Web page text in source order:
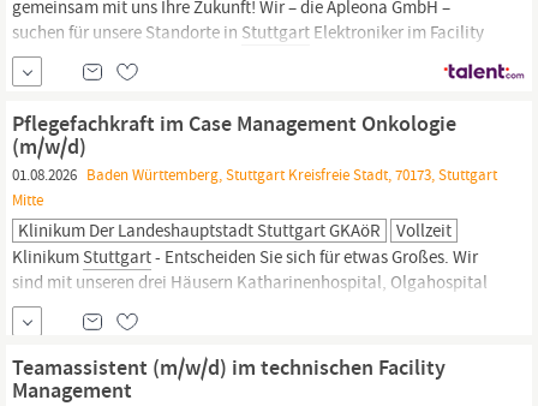
gemeinsam mit uns Ihre Zukunft! Wir – die Apleona GmbH –
suchen für unsere Standorte in Stuttgart Elektroniker im Facility
Management
(w/m/d) in
Vollzeit Original Stellenanzeige auf StepStone.de bit.ly/4w2X7RC
Pflegefachkraft im Case Management Onkologie
(m/w/d)
01.08.2026 Baden Württemberg, Stuttgart Kreisfreie Stadt, 70173, Stuttgart
Mitte
Klinikum Der Landeshauptstadt Stuttgart GKAöR
Vollzeit
Klinikum Stuttgart- Entscheiden Sie sich für etwas Großes. Wir
sind mit unseren drei Häusern Katharinenhospital, Olgahospital
und Krankenhaus Bad Cannstatt das größte Klinikum in Baden-
Württemberg. Über 9500 Mitarbeitende versorgen auf den
Stationen, in Operationssälen, Funktionsbereichen die
Patient:innen oder sind in Verwaltung, Technik oder IT
Teamassistent (m/w/d) im technischen Facility
Management